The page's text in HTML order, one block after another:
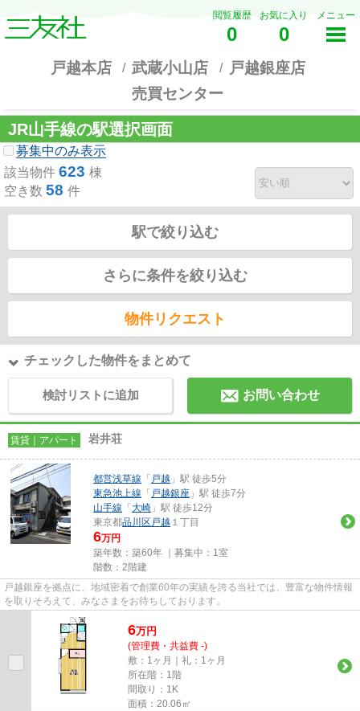
閲覧履歴
0
お気に入り
0
メニュー
戸越本店 武蔵小山店
戸越銀座店
売買センター
JR山手線の駅選択画面
募集中のみ表示
該当物件 623 棟
空き数 58 件
駅で絞り込む
さらに条件を絞り込む
物件リクエスト
チェックした物件をまとめて
検討リストに追加 お問い合わせ
賃貸｜アパート 岩井荘
都営浅草線 「 戸越 」駅 徒歩5分
東急池上線 「 戸越銀座 」駅 徒歩7分
山手線 「 大崎 」駅 徒歩12分
東京都品川区 戸越 １丁目
6万円
築年数：築60年 ｜募集中： 1室
階数：2階建
戸越銀座を拠点に、地域密着で創業60年の実績を誇る当社では、豊富な物件情報
を取りそろえて、みなさまをお待ちしております。
6万円
(管理費・共益費 -)
敷：1ヶ月｜礼：1ヶ月
所在階：1階
間取り：1K
面積：20.06㎡